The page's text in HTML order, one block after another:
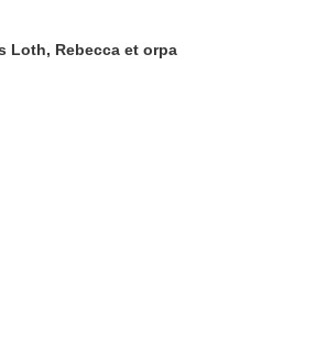
Loth, Rebecca et orpa